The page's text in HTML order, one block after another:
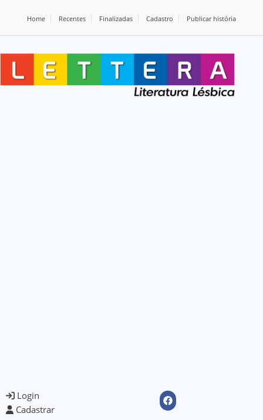
Home Recentes Finalizadas Cadastro Publicar história
Login
Cadastrar